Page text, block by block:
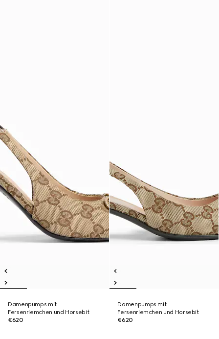
Damenpumps mit
Fersenriemchen und Horsebit
€620
Damenpumps mit
Fersenriemchen und Horsebit
€620